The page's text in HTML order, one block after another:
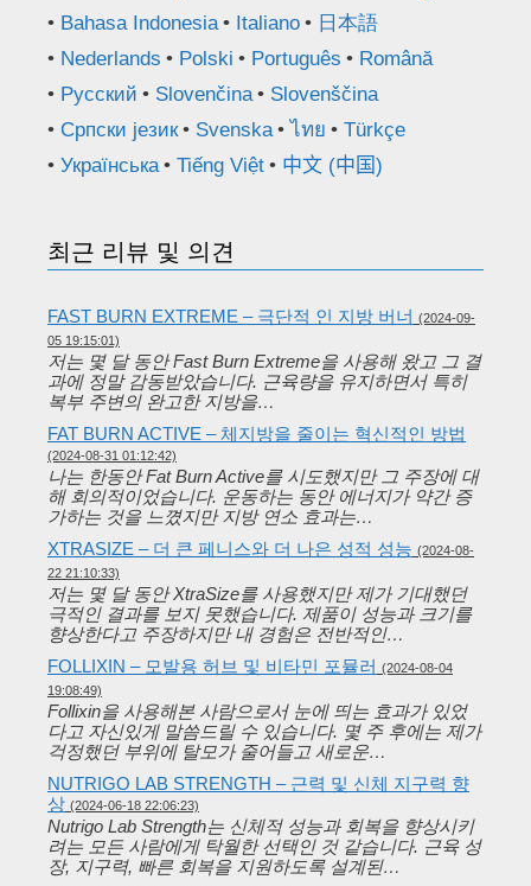
Bahasa Indonesia
Italiano
日本語
Nederlands
Polski Português
Română
Русский
Slovenčina
Slovenščina
Српски језик
Svenska ไทย
Türkçe
Українська
Tiếng Việt 中文 (中国)
최근 리뷰 및 의견
FAST BURN EXTREME – 극단적 인 지방 버너 (2024-09-
05 19:15:01)
저는 몇 달 동안 Fast Burn Extreme을 사용해 왔고 그 결
과에 정말 감동받았습니다. 근육량을 유지하면서 특히
복부 주변의 완고한 지방을…
FAT BURN ACTIVE – 체지방을 줄이는 혁신적인 방법
(2024-08-31 01:12:42)
나는 한동안 Fat Burn Active를 시도했지만 그 주장에 대
해 회의적이었습니다. 운동하는 동안 에너지가 약간 증
가하는 것을 느꼈지만 지방 연소 효과는…
XTRASIZE – 더 큰 페니스와 더 나은 성적 성능 (2024-08-
22 21:10:33)
저는 몇 달 동안 XtraSize를 사용했지만 제가 기대했던
극적인 결과를 보지 못했습니다. 제품이 성능과 크기를
향상한다고 주장하지만 내 경험은 전반적인…
FOLLIXIN – 모발용 허브 및 비타민 포뮬러 (2024-08-04
19:08:49)
Follixin을 사용해본 사람으로서 눈에 띄는 효과가 있었
다고 자신있게 말씀드릴 수 있습니다. 몇 주 후에는 제가
걱정했던 부위에 탈모가 줄어들고 새로운…
NUTRIGO LAB STRENGTH – 근력 및 신체 지구력 향
상 (2024-06-18 22:06:23)
Nutrigo Lab Strength는 신체적 성능과 회복을 향상시키
려는 모든 사람에게 탁월한 선택인 것 같습니다. 근육 성
장, 지구력, 빠른 회복을 지원하도록 설계된…